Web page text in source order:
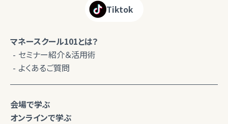
Tiktok
マネースクール101とは？
セミナー紹介＆活用術
よくあるご質問
会場で学ぶ
オンラインで学ぶ